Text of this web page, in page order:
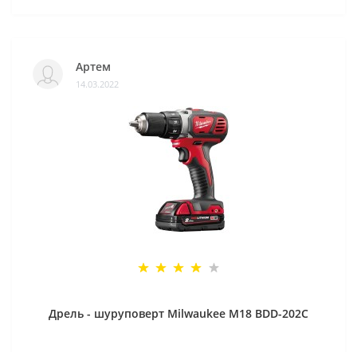
Артем
14.03.2022
Дрель - шуруповерт Milwaukee M18 BDD-202C